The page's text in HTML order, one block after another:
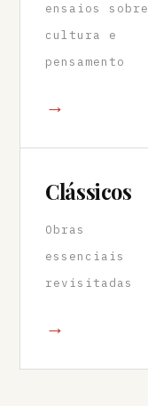
ensaios sobre
cultura e
pensamento
→
Clássicos
Obras
essenciais
revisitadas
→